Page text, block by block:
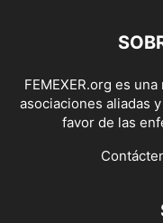
FEMEXER.org es
asociaciones aliadas
favor de las